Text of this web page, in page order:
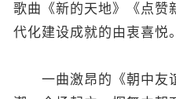
歌曲《新的天地》《点赞
代化建设成就的由衷喜悦。
一曲激昂的《朝中友